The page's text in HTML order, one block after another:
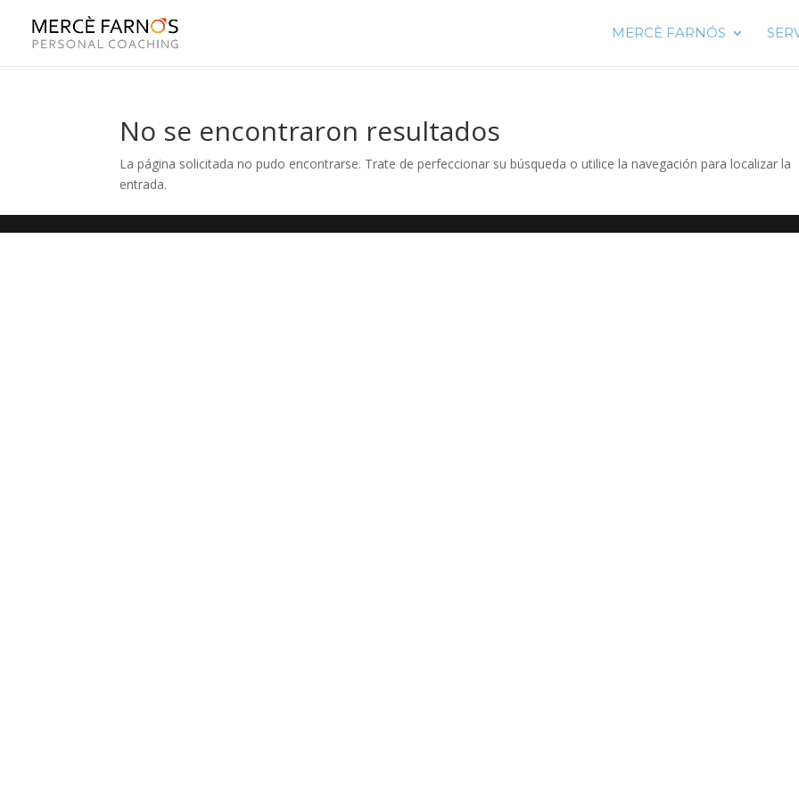
MERCÈ FARNÓS
No se encontraron resultados
La página solicitada no pudo encontrarse. Trate de perfeccionar su búsqueda o utilice la navegación para localizar la
entrada.